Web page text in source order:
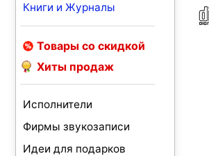
Книги и Журналы
Товары со скидкой
Хиты продаж
Исполнители
Фирмы звукозаписи
Идеи для подарков